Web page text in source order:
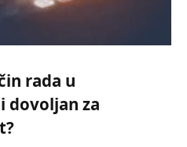
rada u
dovoljan za